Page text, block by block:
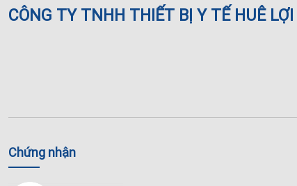
CÔNG TY TNHH THIẾT BỊ Y TẾ HUÊ LỢI
Chứng nhận